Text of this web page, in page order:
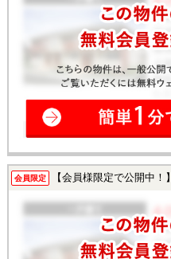
会員限定 【会員様限定で公開中！】